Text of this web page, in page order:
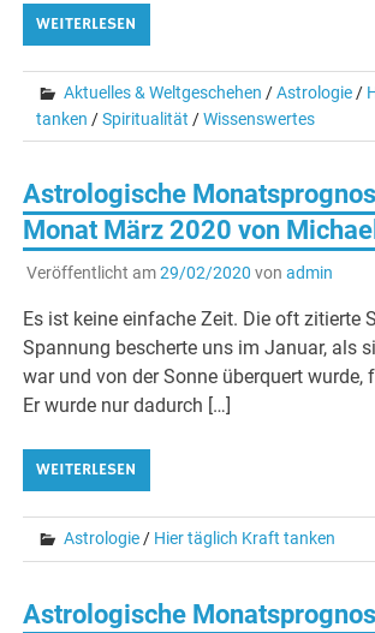
WEITERLESEN
Aktuelles & Weltgeschehen /Astrologie/
tanken /Spiritualität /Wissenswertes
Astrologische
Monat März 2020 von
Veröffentlicht am29/02/2020 von admin
Es ist keine einfache Zeit. Die oft zitierte
Spannung bescherte uns im Januar, als
war und von der Sonne überquert wurde,
Er wurde nur dadurch […]
WEITERLESEN
Astrologie / Hier täglich Kraft tanken
Astrologische